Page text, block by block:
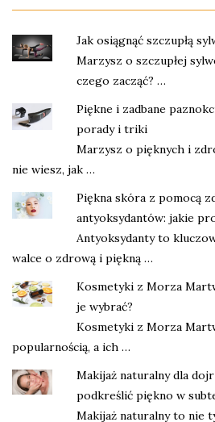
Jak osiągnąć szczupłą
Marzysz o szczupłej
czego zacząć? …
Piękne i zadbane
porady i triki
Marzysz o pięknych i
nie wiesz, jak …
Piękna skóra z pomocą
antyoksydantów: jakie
Antyoksydanty to
walce o zdrową i piękną …
Kosmetyki z Morza
je wybrać?
Kosmetyki z Morza
popularnością, a ich …
Makijaż naturalny dla
podkreślić piękno w
Makijaż naturalny to nie